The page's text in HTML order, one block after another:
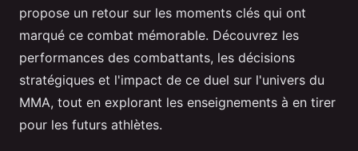
propose un retour sur les moments clés qui ont
marqué ce combat mémorable. Découvrez les
performances des combattants, les décisions
stratégiques et l'impact de ce duel sur l'univers du
MMA, tout en explorant les enseignements à en tirer
pour les futurs athlètes.